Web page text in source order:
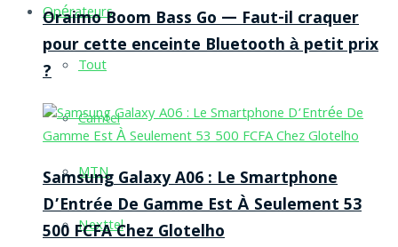
Opérateurs
Tout
Camtel
MTN
Nexttel
Oraimo Boom Bass Go — Faut-il craquer
pour cette enceinte Bluetooth à petit prix
?
Samsung Galaxy A06 : Le Smartphone
D’Entrée De Gamme Est À Seulement 53
500 FCFA Chez Glotelho